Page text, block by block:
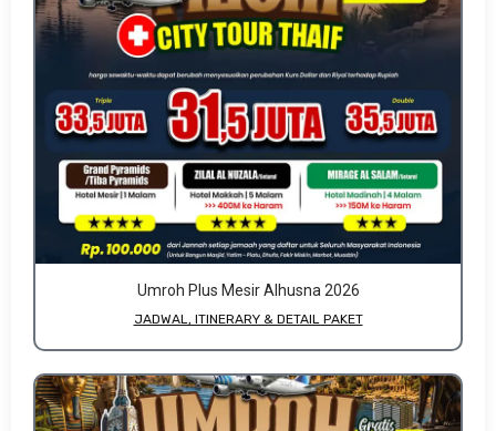
Umroh Plus Mesir Alhusna 2026
JADWAL, ITINERARY & DETAIL PAKET